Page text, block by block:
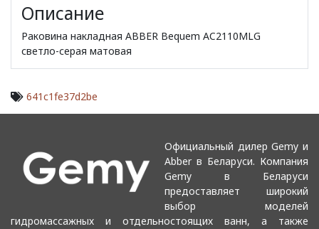
Описание
Раковина накладная ABBER Bequem AC2110MLG
светло-серая матовая
641c1fe37d2be
Официальный дилер Gemy и
Abber в Беларуси. Компания
Gemy в Беларуси
предоставляет широкий
выбор моделей
гидромассажных и отдельностоящих ванн, а также